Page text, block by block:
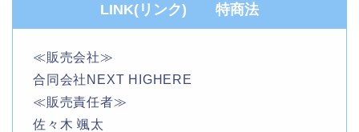
LINK(リンク) 特商法
≪販売会社≫
合同会社NEXT HIGHERE
≪販売責任者≫
佐々木 颯太